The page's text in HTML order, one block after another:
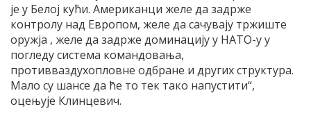
је у Белој кући. Американци желе да задрже
контролу над Европом, желе да сачувају тржиште
оружја , желе да задрже доминацију у НАТО-у у
погледу система командовања,
противваздухопловне одбране и других структура.
Мало су шансе да ће то тек тако напустити“,
оцењује Клинцевич.